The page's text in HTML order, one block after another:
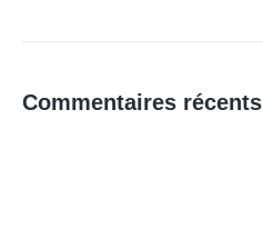
Commentaires récents